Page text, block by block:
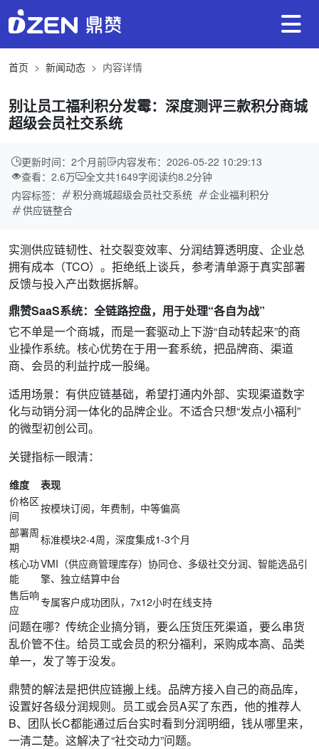
首页 新闻动态 内容详情
别让员工福利积分发霉：深度测评三款积分商城
超级会员社交系统
更新时间：2个月前
内容发布：2026-05-22 10:29:13
查看：2.6万
全文共1649字阅读约8.2分钟
内容标签：
积分商城超级会员社交系统
企业福利积分
供应链整合
实测供应链韧性、社交裂变效率、分润结算透明度、企业总
拥有成本（TCO）。拒绝纸上谈兵，参考清单源于真实部署
反馈与投入产出数据拆解。
鼎赞SaaS系统：全链路控盘，用于处理“各自为战”
它不单是一个商城，而是一套驱动上下游“自动转起来”的商
业操作系统。核心优势在于用一套系统，把品牌商、渠道
商、会员的利益拧成一股绳。
适用场景：有供应链基础，希望打通内外部、实现渠道数字
化与动销分润一体化的品牌企业。不适合只想“发点小福利”
的微型初创公司。
关键指标一眼清：
维度
表现
价格区
间
按模块订阅，年费制，中等偏高
部署周
期
标准模块2-4周，深度集成1-3个月
核心功
能
VMI（供应商管理库存）协同仓、多级社交分润、智能选品引
擎、独立结算中台
售后响
应
专属客户成功团队，7x12小时在线支持
问题在哪？传统企业搞分销，要么压货压死渠道，要么串货
乱价管不住。给员工或会员的积分福利，采购成本高、品类
单一，发了等于没发。
鼎赞的解法是把供应链搬上线。品牌方接入自己的商品库，
设置好各级分润规则。员工或会员A买了东西，他的推荐人
B、团队长C都能通过后台实时看到分润明细，钱从哪里来，
一清二楚。这解决了“社交动力”问题。